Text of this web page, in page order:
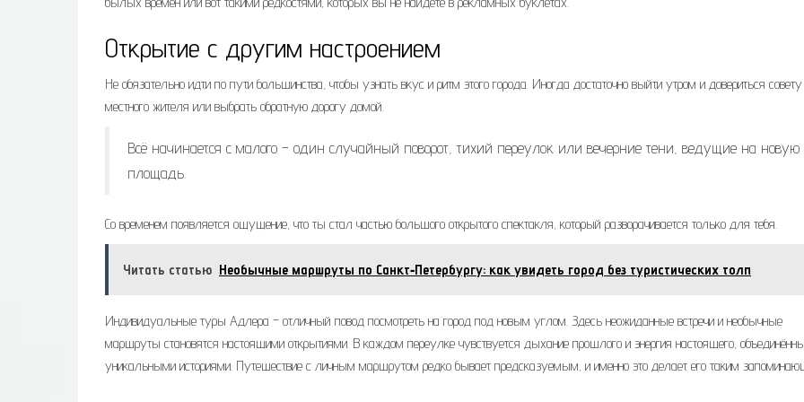
Открытие с другим настроением
Не обязательно идти по пути большинства, чтобы узнать вкус и ритм этого города. Иногда достаточно выйти утром и довериться совету
местного жителя или выбрать обратную дорогу домой.
Всё начинается с малого – один случайный поворот, тихий переулок или вечерние тени, ведущие на новую
площадь.
Со временем появляется ощущение, что ты стал частью большого открытого спектакля, который разворачивается только для тебя.
Читать статью Необычные маршруты по Санкт‑Петербургу: как увидеть город без туристических толп
Индивидуальные туры Адлера – отличный повод посмотреть на город под новым углом. Здесь неожиданные встречи и необычные
маршруты становятся настоящими открытиями. В каждом переулке чувствуется дыхание прошлого и энергия настоящего,
уникальными историями. Путешествие с личным маршрутом редко бывает предсказуемым, и именно это делает его таким